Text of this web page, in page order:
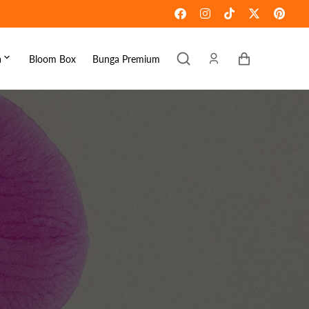
Day
& Romance
Bloom Box Bunga Premium Keranjang